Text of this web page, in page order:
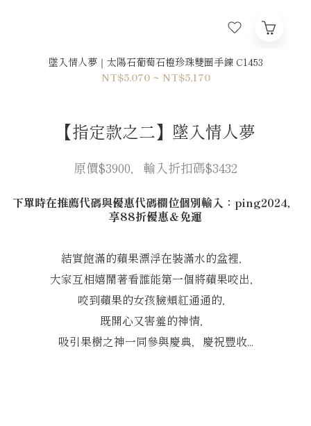
墜入情人夢｜太陽石葡萄石橙珍珠雙圈手鍊 C1453
NT$5,070 ~ NT$5,170
【指定款之二】墜入情人夢
原價$3900，輸入折扣碼$3432
下單時在推薦代碼與優惠代碼欄位個別輸入：ping2024，
享88折優惠＆免運
結實飽滿的蘋果漂浮在裝滿水的盆裡，
大家互相嬉鬧著看誰能第一個將蘋果咬出，
咬到蘋果的女孩臉頰紅通通的，
既開心又害羞的神情，
吸引果樹之神一同參與慶典，慶祝豐收...